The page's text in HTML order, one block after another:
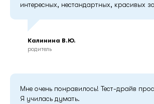
интересных, нестандартных, красивых
Калинина В.Ю.
родитель
Мне очень понравилось! Тест-драйв
Я училась думать.